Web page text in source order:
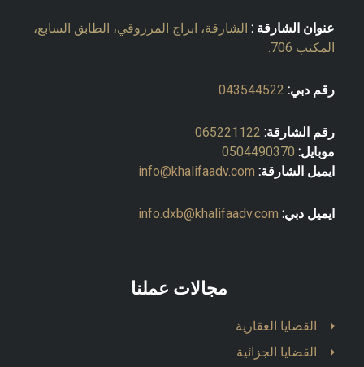
عنوان الشارقة : الشارقة، ابراج المرزوقي، الطابق السابع،
المكتب 706.
رقم دبي: 043544522
رقم الشارقة: 065221122
موبايل: 0504490370
ايميل الشارقة: info@khalifaadv.com
ايميل دبي: info.dxb@khalifaadv.com
مجالات عملنا
القضايا العقارية
القضايا الجزائية